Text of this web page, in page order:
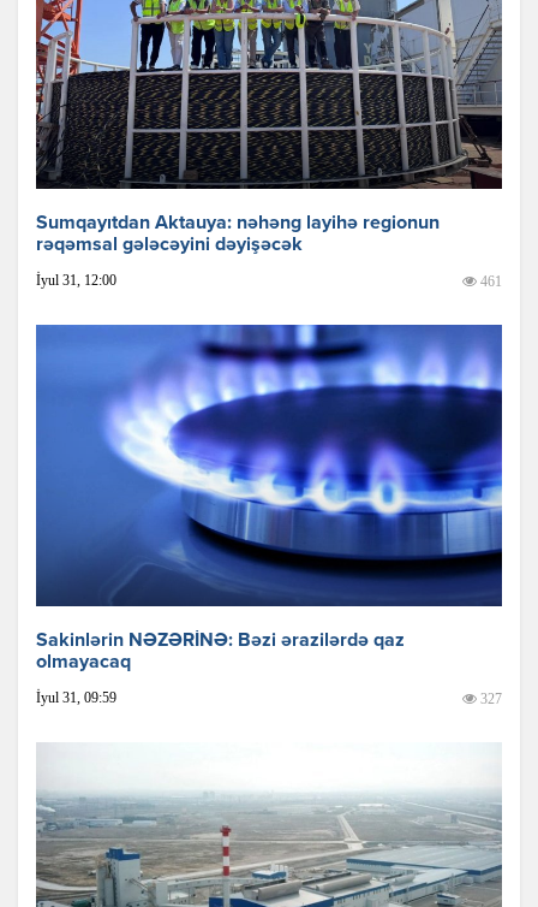
Sumqayıtdan Aktauya: nəhəng layihə regionun
rəqəmsal gələcəyini dəyişəcək
İyul 31, 12:00 461
Sakinlərin NƏZƏRİNƏ: Bəzi ərazilərdə qaz
olmayacaq
İyul 31, 09:59 327